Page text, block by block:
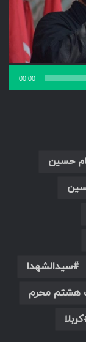
00:00
حسین
سیدالشهدا
محرم
کربلا